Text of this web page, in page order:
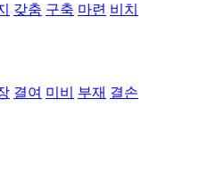
갖춤 구축 마련 비치
결여 미비 부재 결손